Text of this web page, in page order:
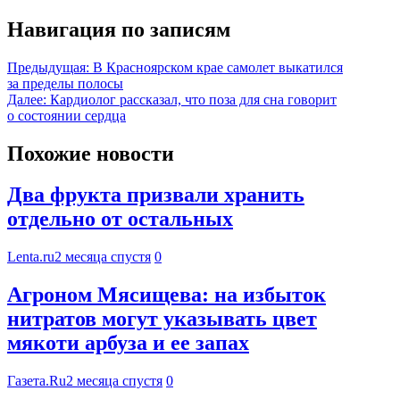
Навигация по записям
Предыдущая: В Красноярском крае самолет выкатился
за пределы полосы
Далее: Кардиолог рассказал, что поза для сна говорит
о состоянии сердца
Похожие новости
Два фрукта призвали хранить
отдельно от остальных
Lenta.ru2 месяца спустя 0
Агроном Мясищева: на избыток
нитратов могут указывать цвет
мякоти арбуза и ее запах
Газета.Ru2 месяца спустя 0